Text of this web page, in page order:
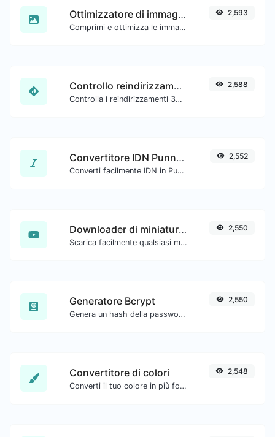
Ottimizzatore di immagini
Comprimi e ottimizza le immagini per una dimensione più piccola ma mantenendo alta qualità.
2,593
Controllo reindirizzamento URL
Controlla i reindirizzamenti 301 e 302 di un URL specifico. Controllerà fino a 10 reindirizzamenti.
2,588
Convertitore IDN Punnycode
Converti facilmente IDN in Punnycode e viceversa.
2,552
Downloader di miniature di YouTube
Scarica facilmente qualsiasi miniatura di video YouTube in tutte le dimensioni disponibili.
2,550
Generatore Bcrypt
Genera un hash della password bcrypt per qualsiasi input di stringa.
2,550
Convertitore di colori
Converti il tuo colore in più formati.
2,548